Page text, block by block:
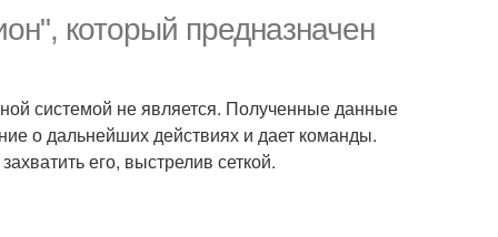
который предназначен
системой не является. Полученные данные
о дальнейших действиях и дает команды.
его, выстрелив сеткой.